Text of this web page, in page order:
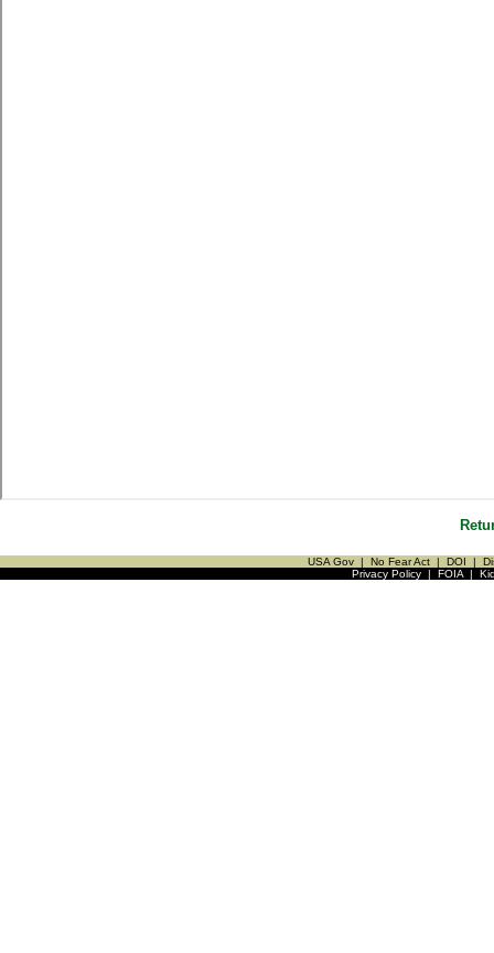
USA Gov | No Fear Act | DOI |
Privacy Policy| FOIA|